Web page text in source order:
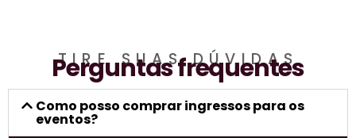
TIRE SUAS DÚVIDAS
Perguntas frequentes
Como posso comprar ingressos para os
eventos?